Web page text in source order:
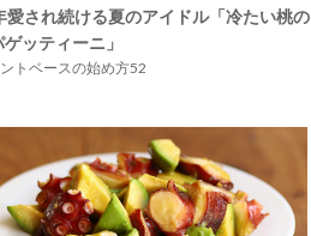
愛され続ける夏のアイドル「冷たい桃の
ッティーニ」
トベースの始め方52